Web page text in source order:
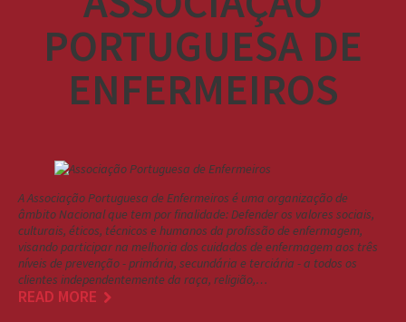
PORTUGUESA DE
ENFERMEIROS
A Associação Portuguesa de Enfermeiros é uma organização de
âmbito Nacional que tem por finalidade: Defender os valores sociais,
culturais, éticos, técnicos e humanos da profissão de enfermagem,
visando participar na melhoria dos cuidados de enfermagem aos três
níveis de prevenção - primária, secundária e terciária - a todos os
clientes independentemente da raça, religião,…
READ MORE